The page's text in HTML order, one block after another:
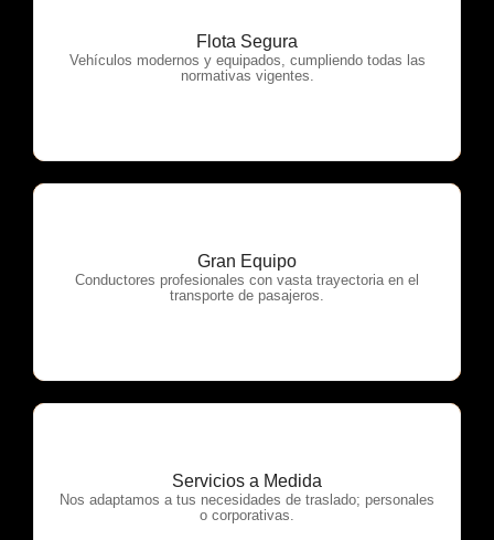
Flota Segura
Vehículos modernos y equipados, cumpliendo todas las
normativas vigentes.
OTP Servicios
Gran Equipo
Conductores profesionales con vasta trayectoria en el
transporte de pasajeros.
OTP Servicios
Servicios a Medida
Nos adaptamos a tus necesidades de traslado; personales
o corporativas.
OTP Servicios